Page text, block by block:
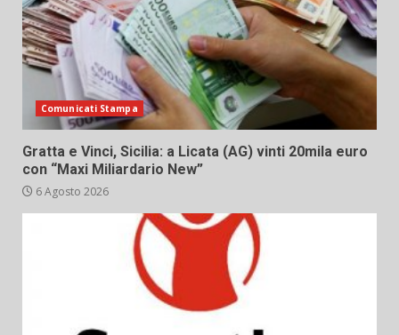
Comunicati Stampa
Gratta e Vinci, Sicilia: a Licata (AG) vinti 20mila euro
con “Maxi Miliardario New”
6 Agosto 2026